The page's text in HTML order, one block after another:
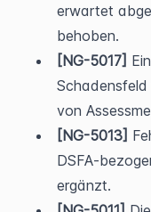
erwartet
behoben.
[NG-5017]
Schadensfeld
von
[NG-5013]
DSFA-
ergänzt.